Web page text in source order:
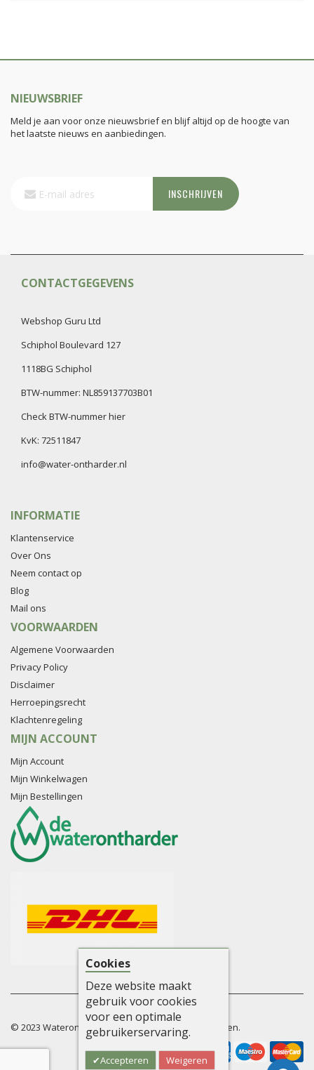
NIEUWSBRIEF
Meld je aan voor onze nieuwsbrief en blijf altijd op de hoogte van
het laatste nieuws en aanbiedingen.
INSCHRIJVEN
CONTACTGEGEVENS
Webshop Guru Ltd
Schiphol Boulevard 127
1118BG Schiphol
BTW-nummer: NL859137703B01
Check BTW-nummer hier
KvK: 72511847
info@water-ontharder.nl
INFORMATIE
Klantenservice
Over Ons
Neem contact op
Blog
Mail ons
VOORWAARDEN
Algemene Voorwaarden
Privacy Policy
Disclaimer
Herroepingsrecht
Klachtenregeling
MIJN ACCOUNT
Mijn Account
Mijn Winkelwagen
Mijn Bestellingen
© 2023 Waterontharders. Alle rechten voorbehouden.
Cookies
Deze website maakt
gebruik voor cookies
voor een optimale
gebruikerservaring.
Accepteren Weigeren